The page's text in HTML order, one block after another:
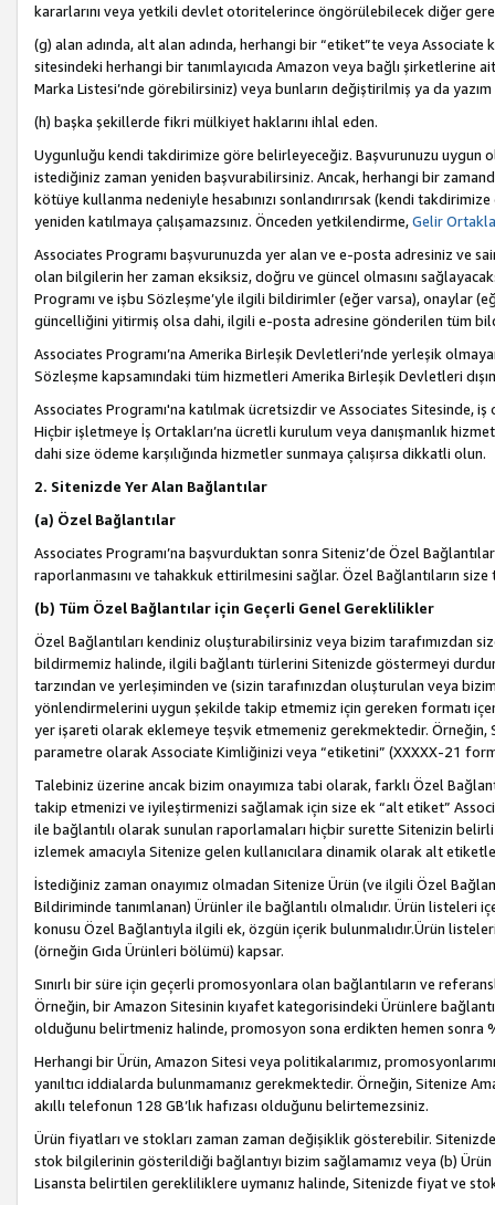
kararlarını veya yetkili devlet otoritelerince öngörülebilecek diğer
(g) alan adında, alt alan adında, herhangi bir “etiket”te veya
sitesindeki herhangi bir tanımlayıcıda Amazon veya bağlı şirketlerine
Marka Listesi’nde görebilirsiniz) veya bunların değiştirilmiş ya da
(h) başka şekillerde fikri mülkiyet haklarını ihlal eden.
Uygunluğu kendi takdirimize göre belirleyeceğiz. Başvurunuzu uygun
istediğiniz zaman yeniden başvurabilirsiniz. Ancak, herhangi bir
kötüye kullanma nedeniyle hesabınızı sonlandırırsak (kendi
yeniden katılmaya çalışamazsınız. Önceden yetkilendirme,Gelir
Associates Programı başvurunuzda yer alan ve e-posta adresiniz ve
olan bilgilerin her zaman eksiksiz, doğru ve güncel olmasını
Programı ve işbu Sözleşme’yle ilgili bildirimler (eğer varsa), onaylar
güncelliğini yitirmiş olsa dahi, ilgili e-posta adresine gönderilen tüm
Associates Programı’na Amerika Birleşik Devletleri’nde yerleşik
Sözleşme kapsamındaki tüm hizmetleri Amerika Birleşik Devletleri
Associates Programı'na katılmak ücretsizdir ve Associates Sitesinde,
Hiçbir işletmeye İş Ortakları’na ücretli kurulum veya danışmanlık
dahi size ödeme karşılığında hizmetler sunmaya çalışırsa dikkatli olun.
2. Sitenizde Yer Alan Bağlantılar
(a) Özel Bağlantılar
Associates Programı’na başvurduktan sonra Siteniz’de Özel
raporlanmasını ve tahakkuk ettirilmesini sağlar. Özel Bağlantıların
(b) Tüm Özel Bağlantılar için Geçerli Genel Gereklilikler
Özel Bağlantıları kendiniz oluşturabilirsiniz veya bizim tarafımızdan
bildirmemiz halinde, ilgili bağlantı türlerini Sitenizde göstermeyi
tarzından ve yerleşiminden ve (sizin tarafınızdan oluşturulan veya
yönlendirmelerini uygun şekilde takip etmemiz için gereken formatı
yer işareti olarak eklemeye teşvik etmemeniz gerekmektedir. Örneğin,
parametre olarak Associate Kimliğinizi veya “etiketini” (XXXXX-21
Talebiniz üzerine ancak bizim onayımıza tabi olarak, farklı Özel
takip etmenizi ve iyileştirmenizi sağlamak için size ek “alt etiket”
ile bağlantılı olarak sunulan raporlamaları hiçbir surette Sitenizin belirli
izlemek amacıyla Sitenize gelen kullanıcılara dinamik olarak alt
İstediğiniz zaman onayımız olmadan Sitenize Ürün (ve ilgili Özel
Bildiriminde tanımlanan) Ürünler ile bağlantılı olmalıdır. Ürün listeleri
konusu Özel Bağlantıyla ilgili ek, özgün içerik bulunmalıdır.Ürün
(örneğin Gıda Ürünleri bölümü) kapsar.
Sınırlı bir süre için geçerli promosyonlara olan bağlantıların ve
Örneğin, bir Amazon Sitesinin kıyafet kategorisindeki Ürünlere
olduğunu belirtmeniz halinde, promosyon sona erdikten hemen sonra
Herhangi bir Ürün, Amazon Sitesi veya politikalarımız,
yanıltıcı iddialarda bulunmamanız gerekmektedir. Örneğin, Sitenize
akıllı telefonun 128 GB’lık hafızası olduğunu belirtemezsiniz.
Ürün fiyatları ve stokları zaman zaman değişiklik gösterebilir.
stok bilgilerinin gösterildiği bağlantıyı bizim sağlamamız veya (b)
Lisansta belirtilen gerekliliklere uymanız halinde, Sitenizde fiyat ve